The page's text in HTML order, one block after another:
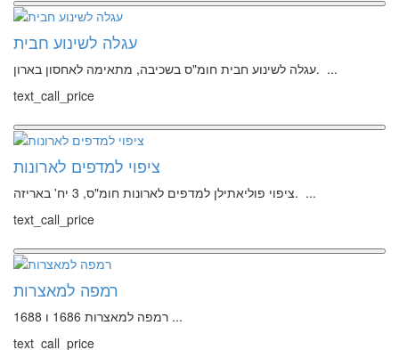
עגלה לשינוע חבית
עגלה לשינוע חבית חומ"ס בשכיבה, מתאימה לאחסון בארון. ...
text_call_price
ציפוי למדפים לארונות
ציפוי פוליאתילן למדפים לארונות חומ"ס, 3 יח' באריזה. ...
text_call_price
רמפה למאצרות
רמפה למאצרות 1686 ו 1688 ...
text_call_price